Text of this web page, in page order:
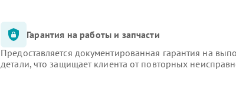
Гарантия на работы и запчасти
Предоставляется документированная гарантия на
детали, что защищает клиента от повторных